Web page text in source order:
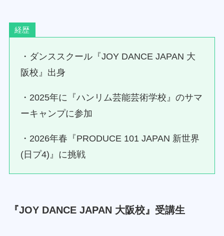
経歴
・ダンススクール『JOY DANCE JAPAN 大
阪校』出身
・2025年に『ハンリム芸能芸術学校』のサマ
ーキャンプに参加
・2026年春『PRODUCE 101 JAPAN 新世界
(日プ4)』に挑戦
『JOY DANCE JAPAN 大阪校』受講生